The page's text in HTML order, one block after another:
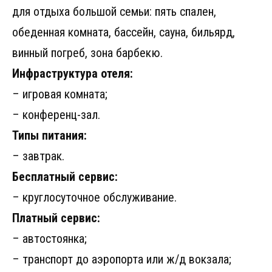
для отдыха большой семьи: пять спален,
обеденная комната, бассейн, сауна, бильярд,
винный погреб, зона барбекю.
Инфраструктура отеля:
– игровая комната;
– конференц-зал.
Типы питания:
– завтрак.
Бесплатный сервис:
– круглосуточное обслуживание.
Платный сервис:
– автостоянка;
– транспорт до аэропорта или ж/д вокзала;